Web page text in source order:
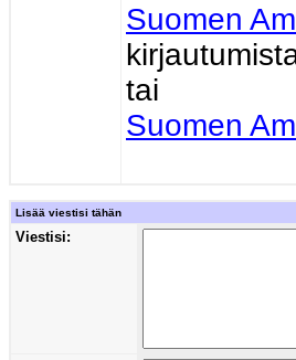
Suomen
tai
Suomen
Lisää viestisi tähän
Viestisi: